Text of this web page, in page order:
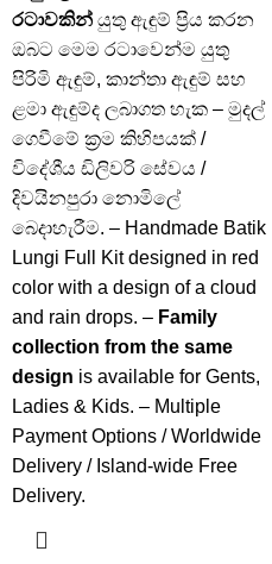
රටාවකින් යුතු ඇඳුම් ප්‍රිය කරන
ඔබට මෙම රටාවෙන්ම යුතු
පිරිමි ඇඳුම්, කාන්තා ඇඳුම් සහ
ළමා ඇඳුම්ද ලබාගත හැක – මුදල්
ගෙවීමේ ක්‍රම කිහිපයක් /
විදේශීය ඩිලිවරි සේවය /
දිවයිනපුරා නොමිලේ
බෙදාහැරීම. – Handmade Batik
Lungi Full Kit designed in red
color with a design of a cloud
and rain drops. – Family
collection from the same
design is available for Gents,
Ladies & Kids. – Multiple
Payment Options / Worldwide
Delivery / Island-wide Free
Delivery.